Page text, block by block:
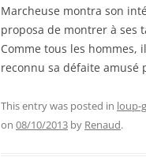
Marcheuse montra son
proposa de montrer à ses
Comme tous les hommes,
reconnu sa défaite amusé
This entry was posted in loup-
on 08/10/2013 by Renaud.